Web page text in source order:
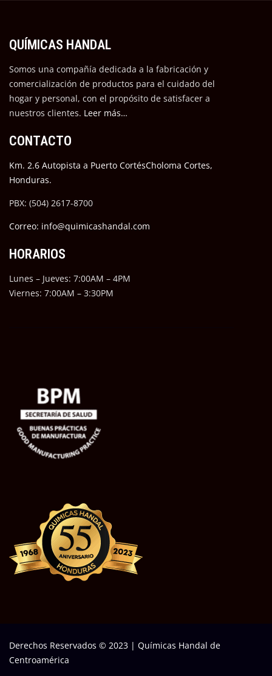
QUÍMICAS HANDAL
Somos una compañía dedicada a la fabricación y
comercialización de productos para el cuidado del
hogar y personal, con el propósito de satisfacer a
nuestros clientes. Leer más…
CONTACTO
Km. 2.6 Autopista a Puerto CortésCholoma Cortes,
Honduras.
PBX: (504) 2617-8700
Correo: info@quimicashandal.com
HORARIOS
Lunes – Jueves: 7:00AM – 4PM
Viernes: 7:00AM – 3:30PM
Derechos Reservados © 2023 | Químicas Handal de
Centroamérica